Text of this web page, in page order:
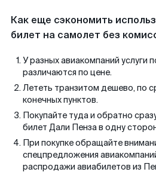
Как еще сэкономить
билет на самолет без
У разных авиакомпаний услуги
различаются по цене.
Лететь транзитом дешево, по
конечных пунктов.
Покупайте туда и обратно
билет Дали Пенза в одну
При покупке обращайте
спецпредложения
распродажи авиабилетов из